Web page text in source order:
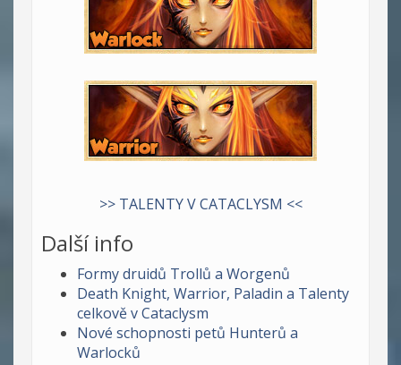
>> TALENTY V CATACLYSM <<
Další info
Formy druidů Trollů a Worgenů
Death Knight, Warrior, Paladin a Talenty
celkově v Cataclysm
Nové schopnosti petů Hunterů a
Warlocků